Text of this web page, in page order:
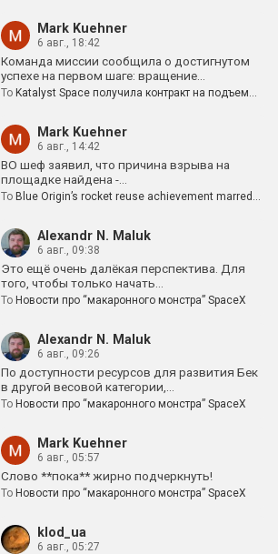
Mark Kuehner
6 авг., 18:42
Команда миссии сообщила о достигнутом
успехе на первом шаге: вращение…
To Katalyst Space получила контракт на подъем…
Mark Kuehner
6 авг., 14:42
BO шеф заявил, что причина взрыва на
площадке найдена -…
To Blue Origin’s rocket reuse achievement marred…
Alexandr N. Maluk
6 авг., 09:38
Это ещё очень далёкая перспектива. Для
того, чтобы только начать…
To Новости про “макаронного монстра” SpaceX
Alexandr N. Maluk
6 авг., 09:26
По доступности ресурсов для развития Бек
в другой весовой категории,…
To Новости про “макаронного монстра” SpaceX
Mark Kuehner
6 авг., 05:57
Слово **пока** жирно подчеркнуть!
To Новости про “макаронного монстра” SpaceX
klod_ua
6 авг., 05:27